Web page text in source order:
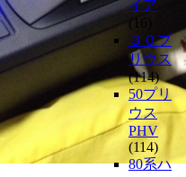
イア
３０プ
リウス
(114)
50プリ
ウス
PHV
(114)
80系ハ